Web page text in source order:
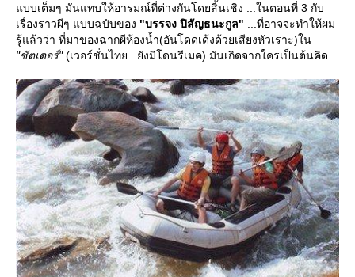
บบเต็มๆ มันแทบให้อารมณ์ที่ต่างกันโดยสิ้นเชิง ...ในตอนที่ 3 กับ
เรื่องราวผีๆ แบบฉบับของ "บรรจง ปิสัญธนะกูล" ...ที่อาจจะทำให้ผม
รู้แล้วว่า ที่มาของฉากผีห้องน้ำ(อันโดดเด้งด้วยเสียงหัวเราะ)ใน
"ชัตเตอร์"(เวอร์ชั่นไทย...ยังมิโดนรีเมค) มันเกิดจากใครเป็นต้นคิด